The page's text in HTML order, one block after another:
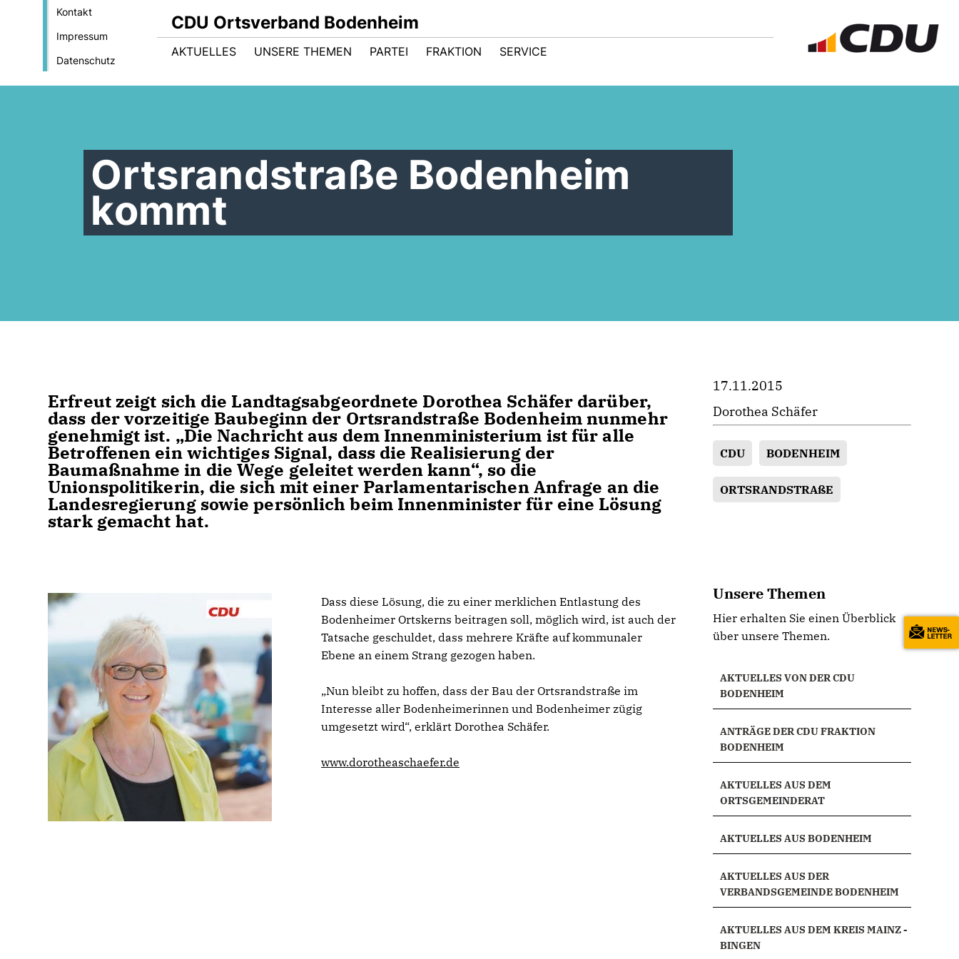
Kontakt
Impressum
Datenschutz
CDU Ortsverband Bodenheim
AKTUELLES UNSERE THEMEN PARTEI FRAKTION SERVICE
Ortsrandstraße Bodenheim
kommt
Erfreut zeigt sich die Landtagsabgeordnete Dorothea Schäfer darüber,
dass der vorzeitige Baubeginn der Ortsrandstraße Bodenheim nunmehr
genehmigt ist. „Die Nachricht aus dem Innenministerium ist für alle
Betroffenen ein wichtiges Signal, dass die Realisierung der
Baumaßnahme in die Wege geleitet werden kann“, so die
Unionspolitikerin, die sich mit einer Parlamentarischen Anfrage an die
Landesregierung sowie persönlich beim Innenminister für eine Lösung
stark gemacht hat.
Dass diese Lösung, die zu einer merklichen Entlastung des
Bodenheimer Ortskerns beitragen soll, möglich wird, ist auch der
Tatsache geschuldet, dass mehrere Kräfte auf kommunaler
Ebene an einem Strang gezogen haben.
Nun bleibt zu hoffen, dass der Bau der Ortsrandstraße im
Interesse aller Bodenheimerinnen und Bodenheimer zügig
umgesetzt wird“, erklärt Dorothea Schäfer.
www.dorotheaschaefer.de
17.11.2015
Dorothea Schäfer
CDU BODENHEIM
ORTSRANDSTRAßE
Unsere Themen
Hier erhalten Sie einen Überblick
über unsere Themen.
AKTUELLES VON DER CDU
BODENHEIM
ANTRÄGE DER CDU FRAKTION
BODENHEIM
AKTUELLES AUS DEM
ORTSGEMEINDERAT
AKTUELLES AUS BODENHEIM
AKTUELLES AUS DER
VERBANDSGEMEINDE BODENHEIM
AKTUELLES AUS DEM KREIS MAINZ -
BINGEN